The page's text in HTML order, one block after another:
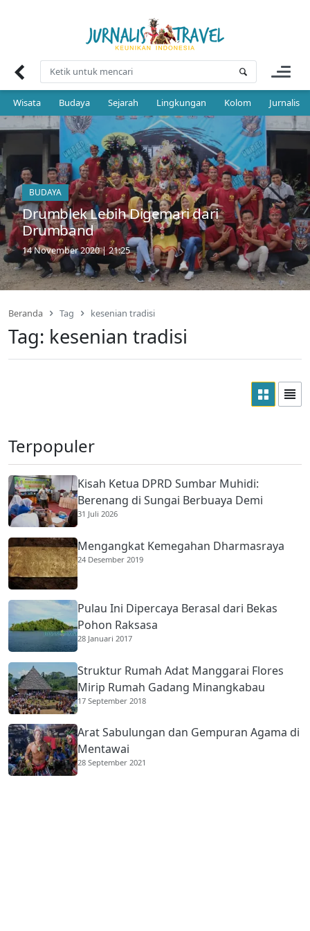
Wisata Budaya Sejarah Lingkungan Kolom Jurnalis
BUDAYA
Drumblek Lebih Digemari dari
Drumband
14 November 2020 | 21:25
Beranda Tag kesenian tradisi
Tag: kesenian tradisi
Terpopuler
Kisah Ketua DPRD Sumbar Muhidi:
Berenang di Sungai Berbuaya Demi
Membantu Ekonomi Orang Tua
31 Juli 2026
Mengangkat Kemegahan Dharmasraya
24 Desember 2019
Pulau Ini Dipercaya Berasal dari Bekas
Pohon Raksasa
28 Januari 2017
Struktur Rumah Adat Manggarai Flores
Mirip Rumah Gadang Minangkabau
17 September 2018
Arat Sabulungan dan Gempuran Agama di
Mentawai
28 September 2021